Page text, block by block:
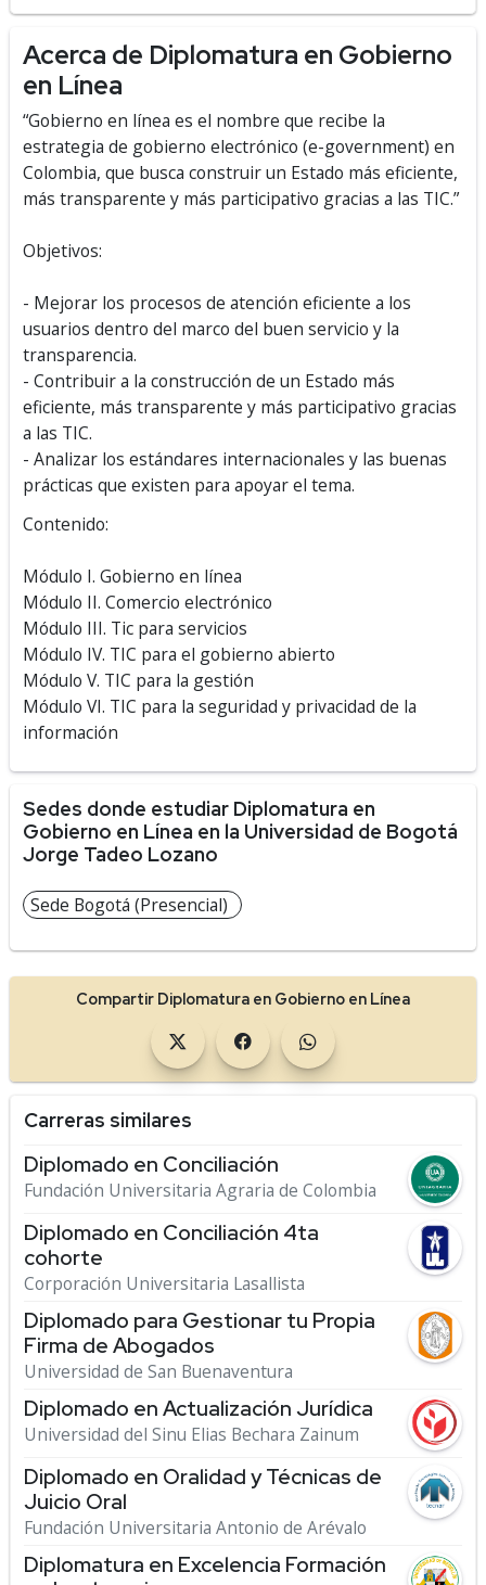
Acerca de Diplomatura en Gobierno
en Línea
“Gobierno en línea es el nombre que recibe la
estrategia de gobierno electrónico (e-government) en
Colombia, que busca construir un Estado más eficiente,
más transparente y más participativo gracias a las TIC.”
Objetivos:
- Mejorar los procesos de atención eficiente a los
usuarios dentro del marco del buen servicio y la
transparencia.
- Contribuir a la construcción de un Estado más
eficiente, más transparente y más participativo gracias
a las TIC.
- Analizar los estándares internacionales y las buenas
prácticas que existen para apoyar el tema.
Contenido:
Módulo I. Gobierno en línea
Módulo II. Comercio electrónico
Módulo III. Tic para servicios
Módulo IV. TIC para el gobierno abierto
Módulo V. TIC para la gestión
Módulo VI. TIC para la seguridad y privacidad de la
información
Sedes donde estudiar Diplomatura en
Gobierno en Línea en la Universidad de Bogotá
Jorge Tadeo Lozano
Sede Bogotá (Presencial)
Compartir Diplomatura en Gobierno en Línea
Carreras similares
Diplomado en Conciliación
Fundación Universitaria Agraria de Colombia
Diplomado en Conciliación 4ta
cohorte
Corporación Universitaria Lasallista
Diplomado para Gestionar tu Propia
Firma de Abogados
Universidad de San Buenaventura
Diplomado en Actualización Jurídica
Universidad del Sinu Elias Bechara Zainum
Diplomado en Oralidad y Técnicas de
Juicio Oral
Fundación Universitaria Antonio de Arévalo
Diplomatura en Excelencia Formación